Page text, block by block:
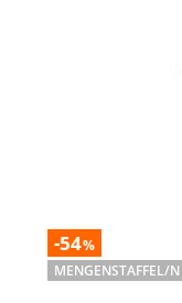
-54%
MENGENSTAFFEL/N